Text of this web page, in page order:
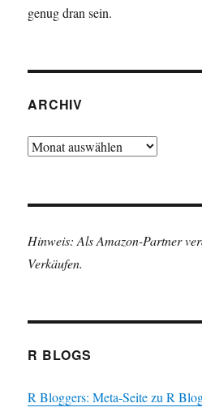
genug dran sein.
ARCHIV
Archiv
Hinweis: Als Amazon-Partner
Verkäufen.
R BLOGS
R Bloggers: Meta-Seite zu R